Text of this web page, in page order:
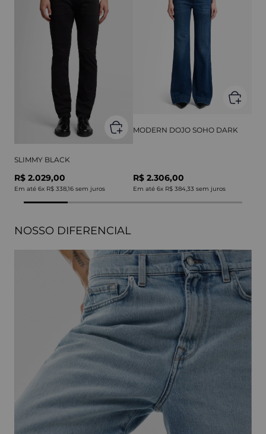
SLIMMY BLACK
R$ 2.029,00
Em até 6x R$ 338,16 sem juros
MODERN DOJO SOHO DARK
R$ 2.306,00
Em até 6x R$ 384,33 sem juros
NOSSO DIFERENCIAL